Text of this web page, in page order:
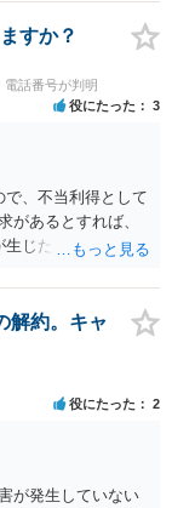
すか？
電話番号が判明
役にたった 3
、不当利得として
があるとすれば、
生じた場合です。ご
解約。キャ
役にたった 2
が発生していない